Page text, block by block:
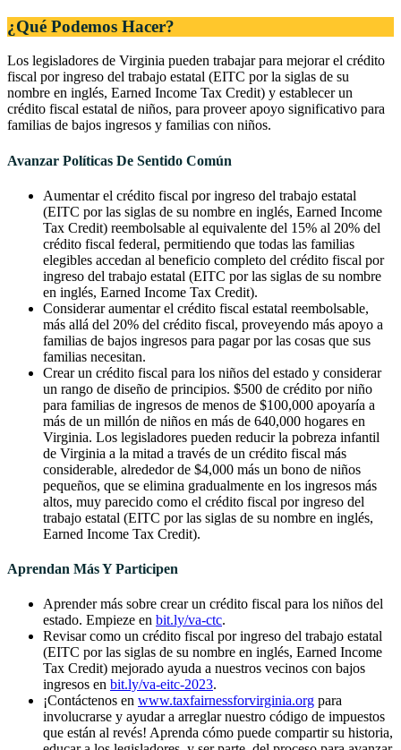
¿Qué Podemos Hacer?
Los legisladores de Virginia pueden trabajar para mejorar el crédito
fiscal por ingreso del trabajo estatal (EITC por la siglas de su
nombre en inglés, Earned Income Tax Credit) y establecer un
crédito fiscal estatal de niños, para proveer apoyo significativo para
familias de bajos ingresos y familias con niños.
Avanzar Políticas De Sentido Común
Aumentar el crédito fiscal por ingreso del trabajo estatal
(EITC por las siglas de su nombre en inglés, Earned Income
Tax Credit) reembolsable al equivalente del 15% al 20% del
crédito fiscal federal, permitiendo que todas las familias
elegibles accedan al beneficio completo del crédito fiscal por
ingreso del trabajo estatal (EITC por las siglas de su nombre
en inglés, Earned Income Tax Credit).
Considerar aumentar el crédito fiscal estatal reembolsable,
más allá del 20% del crédito fiscal, proveyendo más apoyo a
familias de bajos ingresos para pagar por las cosas que sus
familias necesitan.
Crear un crédito fiscal para los niños del estado y considerar
un rango de diseño de principios. $500 de crédito por niño
para familias de ingresos de menos de $100,000 apoyaría a
más de un millón de niños en más de 640,000 hogares en
Virginia. Los legisladores pueden reducir la pobreza infantil
de Virginia a la mitad a través de un crédito fiscal más
considerable, alrededor de $4,000 más un bono de niños
pequeños, que se elimina gradualmente en los ingresos más
altos, muy parecido como el crédito fiscal por ingreso del
trabajo estatal (EITC por las siglas de su nombre en inglés,
Earned Income Tax Credit).
Aprendan Más Y Participen
Aprender más sobre crear un crédito fiscal para los niños del
estado. Empieze en bit.ly/va-ctc.
Revisar como un crédito fiscal por ingreso del trabajo estatal
(EITC por las siglas de su nombre en inglés, Earned Income
Tax Credit) mejorado ayuda a nuestros vecinos con bajos
ingresos en bit.ly/va-eitc-2023.
¡Contáctenos en www.taxfairnessforvirginia.org para
involucrarse y ayudar a arreglar nuestro código de impuestos
que están al revés! Aprenda cómo puede compartir su historia,